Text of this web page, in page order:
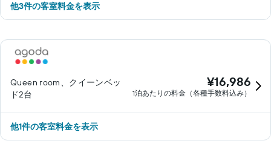
​他3件の客室料金を表示
Queen room、クイーンベッ
ド2台
¥16,986
1泊あたりの料金（各種手数料込み）
他1件の客室料金を表示